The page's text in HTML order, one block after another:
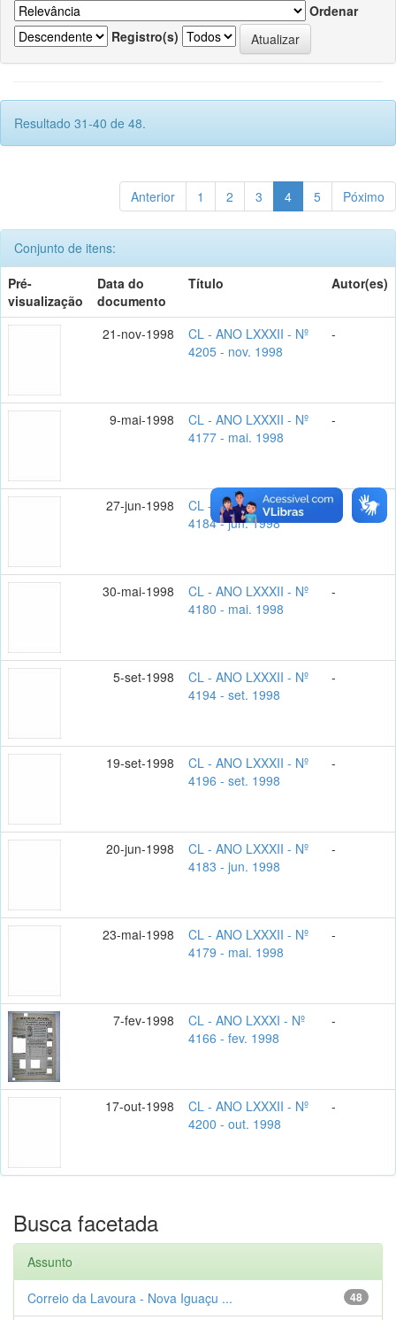
Ordenar
Registro(s)
Resultado 31-40 de 48.
Anterior 1 2 3 4 5 Póximo
Conjunto de itens:
Pré-
visualização
Data do
documento
Título Autor(es)
21-nov-1998
CL - ANO LXXXII - Nº
4205 - nov. 1998
-
9-mai-1998
CL - ANO LXXXII - Nº
4177 - mai. 1998
-
27-jun-1998
CL - ANO LXXXII - Nº
4184 - jun. 1998
-
30-mai-1998
CL - ANO LXXXII - Nº
4180 - mai. 1998
-
5-set-1998
CL - ANO LXXXII - Nº
4194 - set. 1998
-
19-set-1998
CL - ANO LXXXII - Nº
4196 - set. 1998
-
20-jun-1998
CL - ANO LXXXII - Nº
4183 - jun. 1998
-
23-mai-1998
CL - ANO LXXXII - Nº
4179 - mai. 1998
-
7-fev-1998
CL - ANO LXXXI - Nº
4166 - fev. 1998
-
17-out-1998
CL - ANO LXXXII - Nº
4200 - out. 1998
-
Busca facetada
Assunto
48
Correio da Lavoura - Nova Iguaçu ...